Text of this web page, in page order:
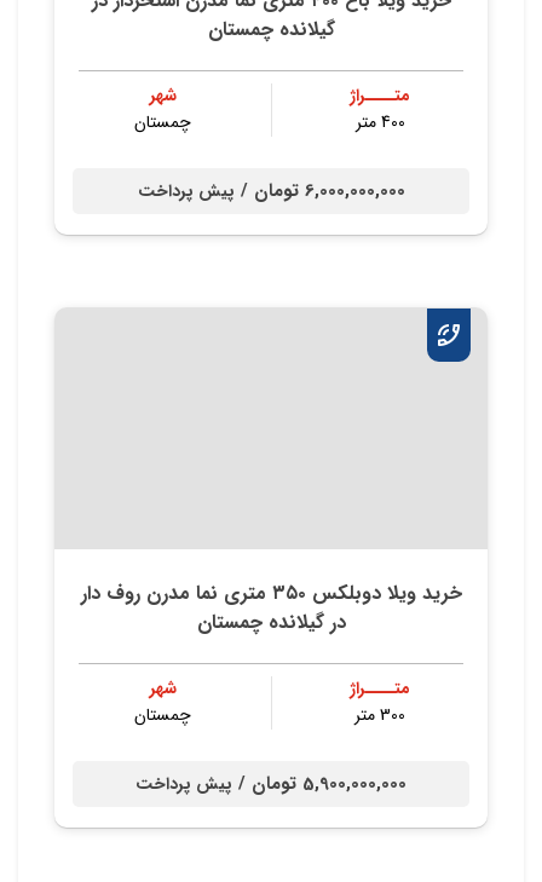
گيلانده چمستان
متــــراژ
400 متر
شهر
چمستان
6,000,000,000 تومان / پیش پرداخت
خريد ويلا دوبلكس ٣٥٠ متري نما مدرن روف دار
در گيلانده چمستان
متــــراژ
300 متر
شهر
چمستان
5,900,000,000 تومان / پیش پرداخت